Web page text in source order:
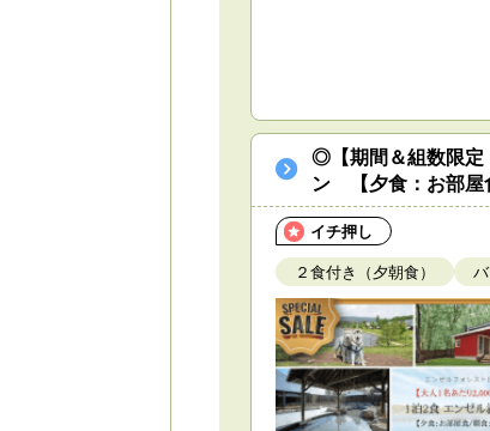
◎【期間＆組数限定
ン 【夕食：お部屋
イチ押し
２食付き（夕朝食）